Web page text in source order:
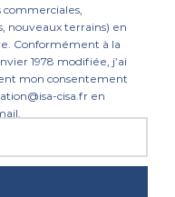
nouveaux terrains) en
Conformément à la
1978 modifiée, j’ai
mon consentement
cisa.fr en